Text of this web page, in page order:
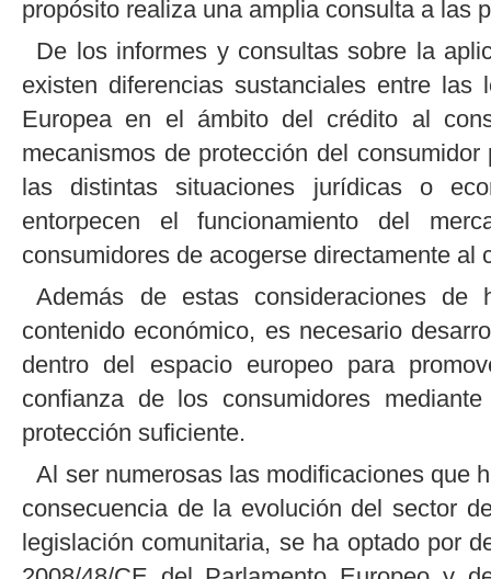
propósito realiza una amplia consulta a las
De los informes y consultas sobre la
existen diferencias sustanciales entre
Europea en el ámbito del crédito al
mecanismos de protección del
las distintas situaciones jurídicas o
entorpecen el funcionamiento del
consumidores de acogerse directamente al
Además de estas consideraciones de
contenido económico, es necesario
dentro del espacio europeo para
confianza de los consumidores
protección suficiente.
Al ser numerosas las modificaciones que
consecuencia de la evolución del sector
legislación comunitaria, se ha optado por